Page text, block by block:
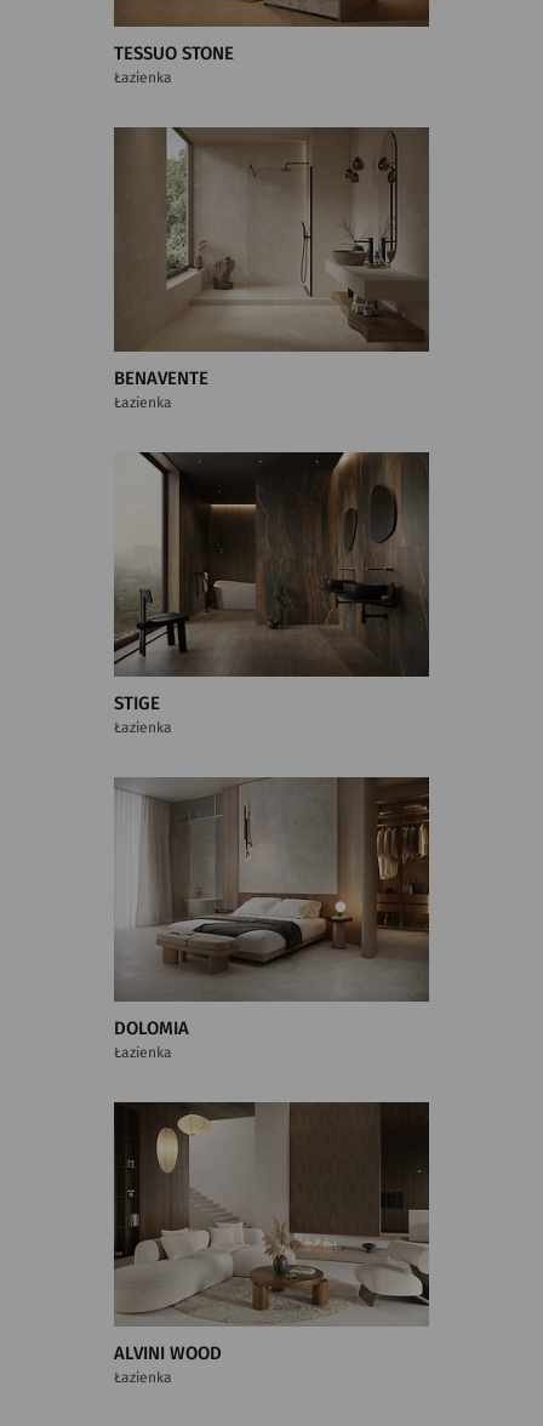
TESSUO STONE
Łazienka
BENAVENTE
Łazienka
STIGE
Łazienka
DOLOMIA
Łazienka
ALVINI WOOD
Łazienka